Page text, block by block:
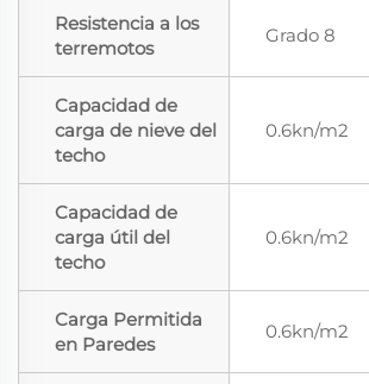
Resistencia a los
terremotos
Grado 8
Capacidad de
carga de nieve del
techo
0.6kn/m2
Capacidad de
carga útil del
techo
0.6kn/m2
Carga Permitida
en Paredes
0.6kn/m2